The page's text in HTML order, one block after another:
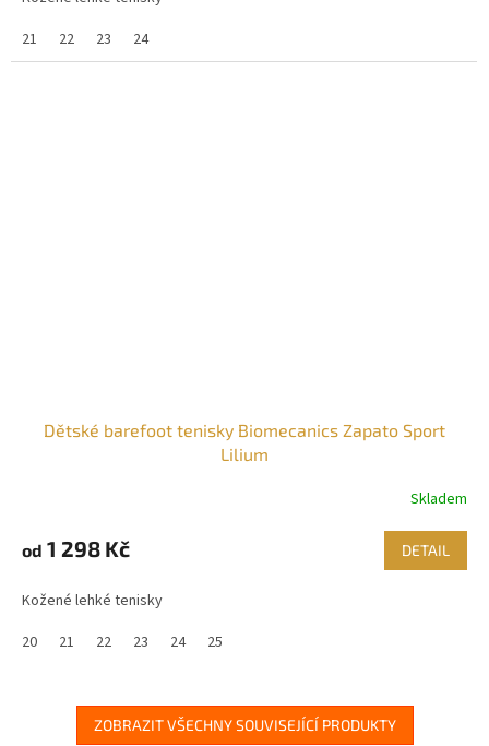
21
22 23 24
Dětské barefoot tenisky Biomecanics Zapato Sport
Lilium
Skladem
od 1 298 Kč DETAIL
Kožené lehké tenisky
20
21 22 23 24 25
ZOBRAZIT VŠECHNY SOUVISEJÍCÍ PRODUKTY